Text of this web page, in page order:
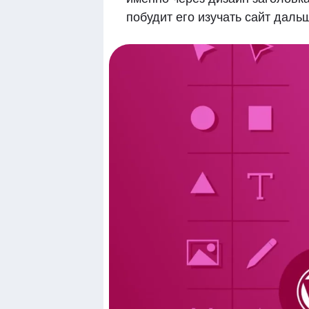
побудит его изучать сайт